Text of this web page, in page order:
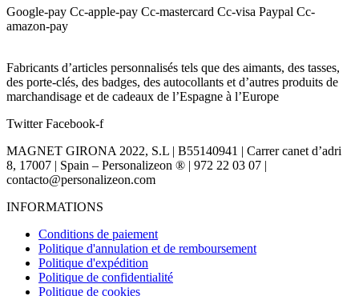
Google-pay Cc-apple-pay Cc-mastercard Cc-visa Paypal Cc-
amazon-pay
Fabricants d’articles personnalisés tels que des aimants, des tasses,
des porte-clés, des badges, des autocollants et d’autres produits de
marchandisage et de cadeaux de l’Espagne à l’Europe
Twitter Facebook-f
MAGNET GIRONA 2022, S.L | B55140941 | Carrer canet d’adri
8, 17007 | Spain – Personalizeon ® | 972 22 03 07 |
contacto@personalizeon.com
INFORMATIONS
Conditions de paiement
Politique d'annulation et de remboursement
Politique d'expédition
Politique de confidentialité
Politique de cookies